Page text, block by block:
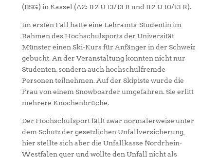
(BSG) in Kassel (AZ: B 2 U 13/13 R und B 2 U 10/13 R).
Im ersten Fall hatte eine Lehramts-Studentin im
Rahmen des Hochschulsports der Universität
Münster einen Ski-Kurs für Anfänger in der Schweiz
gebucht. An der Veranstaltung konnten nicht nur
Studenten, sondern auch hochschulfremde
Personen teilnehmen. Auf der Skipiste wurde die
Frau von einem Snowboarder umgefahren. Sie erlitt
mehrere Knochenbrüche.
Der Hochschulsport fällt zwar normalerweise unter
dem Schutz der gesetzlichen Unfallversicherung,
hier stellte sich aber die Unfallkasse Nordrhein-
Westfalen quer und wollte den Unfall nicht als